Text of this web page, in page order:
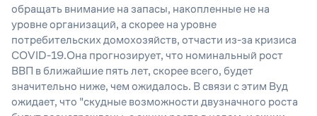
обращать внимание на запасы, накопленные не на
уровне организаций, а скорее на уровне
потребительских домохозяйств, отчасти из-за кризиса
COVID-19.Она прогнозирует, что номинальный рост
ВВП в ближайшие пять лет, скорее всего, будет
значительно ниже, чем ожидалось. В связи с этим Вуд
ожидает, что "скудные возможности двузначного роста